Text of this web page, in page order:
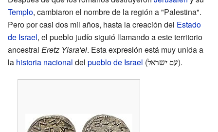
Templo, cambiaron el nombre de la región a "Palestina".
Pero por casi dos mil años, hasta la creación del Estado
de Israel, el pueblo judío siguió llamando a este territorio
ancestral Eretz Yisra'el. Esta expresión está muy unida a
la historia nacional del pueblo de Israel (עם ישראל).